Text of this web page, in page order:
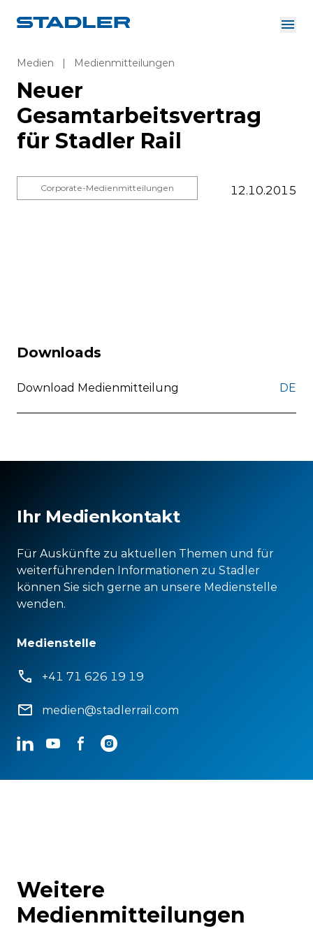
Investor Relations
Zulieferer
Downloads
Deutsch
Über uns
Lösungen
Medien | Medienmitteilungen
Neuer
Gesamtarbeitsvertrag
für Stadler Rail
Corporate-Medienmitteilungen 12.10.2015
Downloads
Download Medienmitteilung DE
Ihr Medienkontakt
Für Auskünfte zu aktuellen Themen und für
weiterführenden Informationen zu Stadler
können Sie sich gerne an unsere Medienstelle
wenden.
Medienstelle
+41 71 626 19 19
medien@stadlerrail.com
LinkedInYouTubeFacebookInstagram
Weitere
Medienmitteilungen